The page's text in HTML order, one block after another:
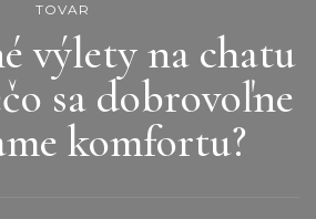
TOVAR
výlety na chatu
sa dobrovoľne
komfortu?